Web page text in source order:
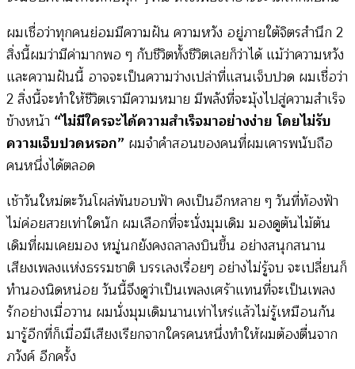
ผมเชื่อว่าทุกคนย่อมมีความฝัน ความหวัง อยู่ภายใต้จิตรสำนึก 2
สิ่งนี้ผมว่ามีค่ามากพอ ๆ กับชีวิตทั้งชีวิตเลยก็ว่าได้ แม้ว่าความหวัง
และความฝันนี้ อาจจะเป็นความว่างเปล่าที่แสนเจ็บปวด ผมเชื่อว่า
2 สิ่งนี้จะทำให้ชีวิตเรามีความหมาย มีพลังที่จะมุ้งไปสู่ความสำเร็จ
ข้างหน้า “ไม่มีใครจะได้ความสำเร็จมาอย่างง่าย โดยไม่รับ
ความเจ็บปวดหรอก” ผมจำคำสอนของคนที่ผมเคารพนับถือ
คนหนึ่งได้ตลอด
เช้าวันใหม่ตะวันโผล่พ้นขอบฟ้า คงเป็นอีกหลาย ๆ วันที่ท้องฟ้า
ไม่ค่อยสวยเท่าใดนัก ผมเลือกที่จะนั่งมุมเดิม มองดูต้นไม้ต้น
เดิมที่ผมเคยมอง หมู่นกยังคงถลาลงบินขึ้น อย่างสนุกสนาน
เสียงเพลงแห่งธรรมชาติ บรรเลงเรื่อยๆ อย่างไม่รู้จบ จะเปลี่ยนก็
ทำนองนิดหน่อย วันนี้จึงดูว่าเป็นเพลงเศร้าแทนที่จะเป็นเพลง
รักอย่างเมื่อวาน ผมนั่งมุมเดิมนานเท่าไหร่แล้วไม่รู้เหมือนกัน
มารู้อีกที่ก็เมื่อมีเสียงเรียกจากใครคนหนึ่งทำให้ผมต้องตื่นจาก
ภวังค์ อีกครั้ง